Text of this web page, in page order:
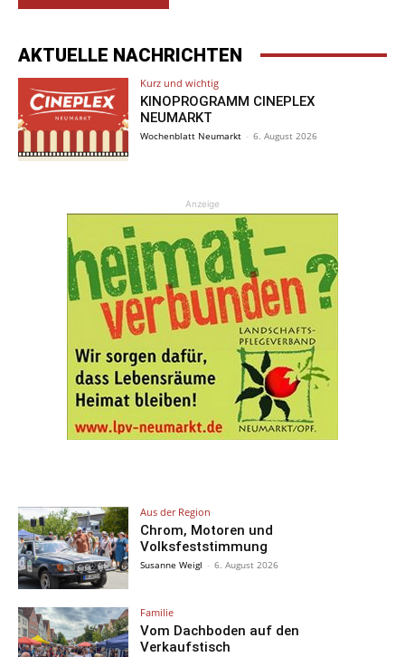
AKTUELLE NACHRICHTEN
Kurz und wichtig
KINOPROGRAMM CINEPLEX
NEUMARKT
Wochenblatt Neumarkt - 6. August 2026
Anzeige
Aus der Region
Chrom, Motoren und
Volksfeststimmung
Susanne Weigl - 6. August 2026
Familie
Vom Dachboden auf den
Verkaufstisch